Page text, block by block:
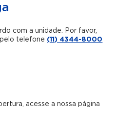
com a unidade. Por favor,
telefone (11) 4344-8000
acesse a nossa página